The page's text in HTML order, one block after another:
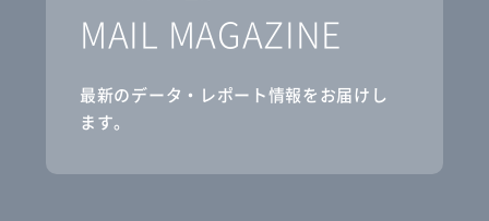
MAIL MAGAZINE
最新のデータ・レポート情報をお届けし
ます。